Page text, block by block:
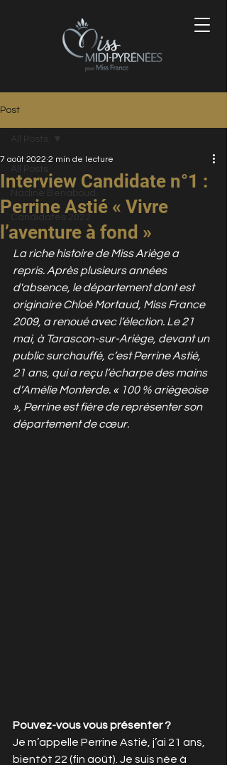
Post
Interview Candidate n°1 :
Perrine Astié « Vivre
l’aventure à fond »
7 août 2022 2 min de lecture
La riche histoire de Miss Ariège a
repris. Après plusieurs années
d'absence, le département dont est
originaire Chloé Mortaud, Miss France
2009, a renoué avec l’élection. Le 21
mai, à Tarascon-sur-Ariège, devant un
public surchauffé, c’est Perrine Astié,
21 ans, qui a reçu l’écharpe des mains
d’Amélie Monterde. « 100 % ariégeoise
», Perrine est fière de représenter son
département de cœur.
Pouvez-vous vous présenter ?
Je m’appelle Perrine Astié, j’ai 21 ans,
bientôt 22 (fin août). Je suis née à